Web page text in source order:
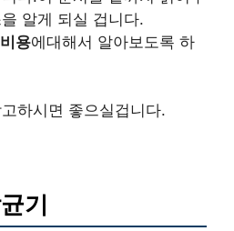
알게 되실 겁니다.
용에대해서 알아보도록 하
하시면 좋으실겁니다.
기